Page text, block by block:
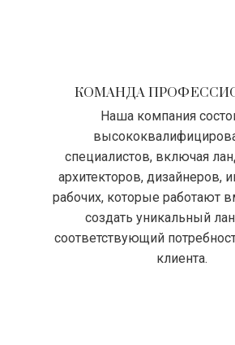
КОМАНДА
Наша компания
специалистов, включая
архитекторов, дизайнеров,
рабочих, которые работают
создать уникальный
соответствующий
клиента.